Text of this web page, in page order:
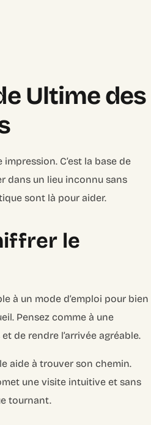
Ultime des
impression. C’est la base de
dans un lieu inconnu sans
sont là pour aider.
le
à un mode d’emploi pour bien
Pensez comme à une
de rendre l’arrivée agréable.
aide à trouver son chemin.
une visite intuitive et sans
tournant.